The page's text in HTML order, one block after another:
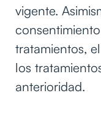
vigente.
tratamientos,
los
anterioridad.